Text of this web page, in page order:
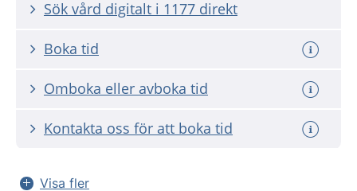
Sök vård digitalt i 1177 direkt
Boka tid
Omboka eller avboka tid
Kontakta oss för att boka tid
Visa fler